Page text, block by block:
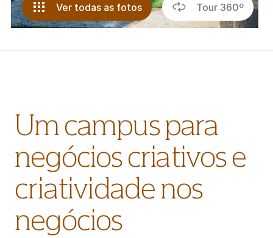
Ver todas as fotos Tour 360º
Um campus para
negócios criativos e
criatividade nos
negócios